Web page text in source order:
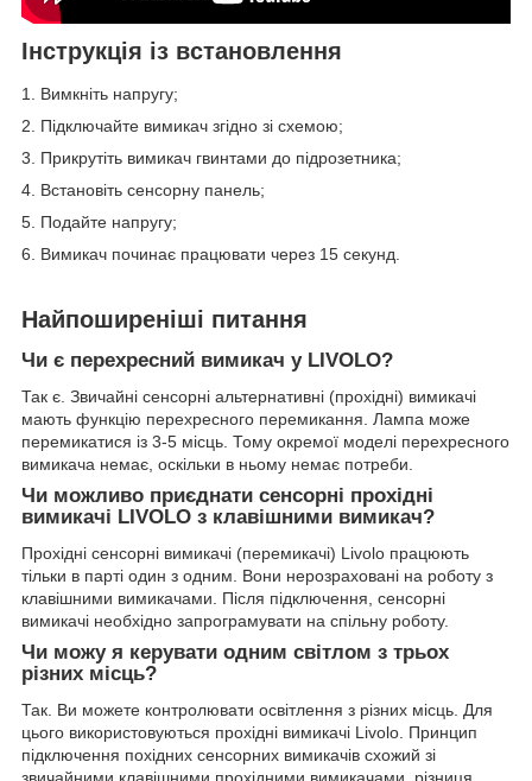
Інструкція із встановлення
1. Вимкніть напругу;
2. Підключайте вимикач згідно зі схемою;
3. Прикрутіть вимикач гвинтами до підрозетника;
4. Встановіть сенсорну панель;
5. Подайте напругу;
6. Вимикач починає працювати через 15 секунд.
Найпоширеніші питання
Чи є перехресний вимикач у LIVOLO?
Так є. Звичайні сенсорні альтернативні (прохідні) вимикачі
мають функцію перехресного перемикання. Лампа може
перемикатися із 3-5 місць. Тому окремої моделі перехресного
вимикача немає, оскільки в ньому немає потреби.
Чи можливо приєднати сенсорні прохідні
вимикачі LIVOLO з клавішними вимикач?
Прохідні сенсорні вимикачі (перемикачі) Livolo працюють
тільки в парті один з одним. Вони нерозраховані на роботу з
клавішними вимикачами. Після підключення, сенсорні
вимикачі необхідно запрограмувати на спільну роботу.
Чи можу я керувати одним світлом з трьох
різних місць?
Так. Ви можете контролювати освітлення з різних місць. Для
цього використовуються прохідні вимикачі Livolo. Принцип
підключення похідних сенсорних вимикачів схожий зі
звичайними клавішними прохідними вимикачами, різниця